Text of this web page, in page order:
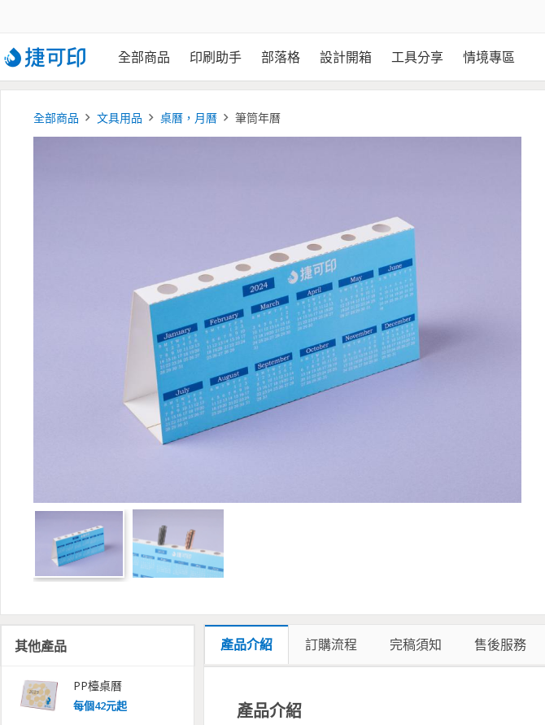
全部商品 印刷助手 部落格 設計開箱 工具分享 情境專區
全部商品 文具用品 桌曆，月曆 筆筒年曆
其他產品
PP檯桌曆
每個42元起
產品介紹 訂購流程 完稿須知 售後服務
產品介紹